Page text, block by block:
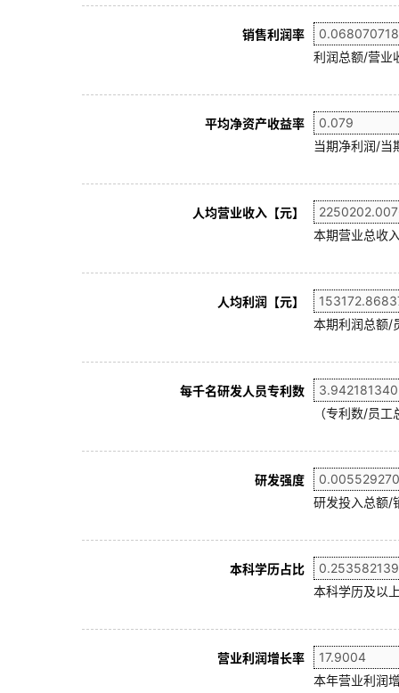
销售利润率
利润总额/营业
平均净资产收益率
当期净利润/当
人均营业收入【元】
本期营业总收
人均利润【元】
本期利润总额/
每千名研发人员专利数
（专利数/员
研发强度
研发投入总额/
本科学历占比
本科学历及以
营业利润增长率
本年营业利润